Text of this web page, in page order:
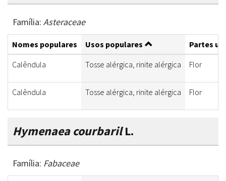
Família: Asteraceae
Nomes populares Usos populares
Partes
Calêndula
Tosse alérgica, rinite alérgica Flor
Calêndula Tosse alérgica, rinite alérgica Flor
Hymenaea courbarilL.
Família: Fabaceae